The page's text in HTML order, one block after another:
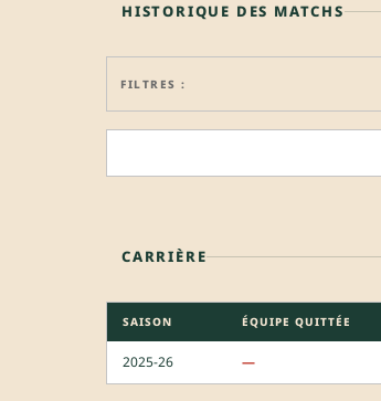
HISTORIQUE DES MATCHS
FILTRES :
CARRIÈRE
SAISON ÉQUIPE QUITTÉE
2025-26 —